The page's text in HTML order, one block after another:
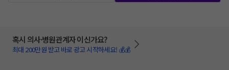
혹시 의사·병원관계자 이신가요?
최대 200만원 받고 바로 광고 시작하세요! 💰💰